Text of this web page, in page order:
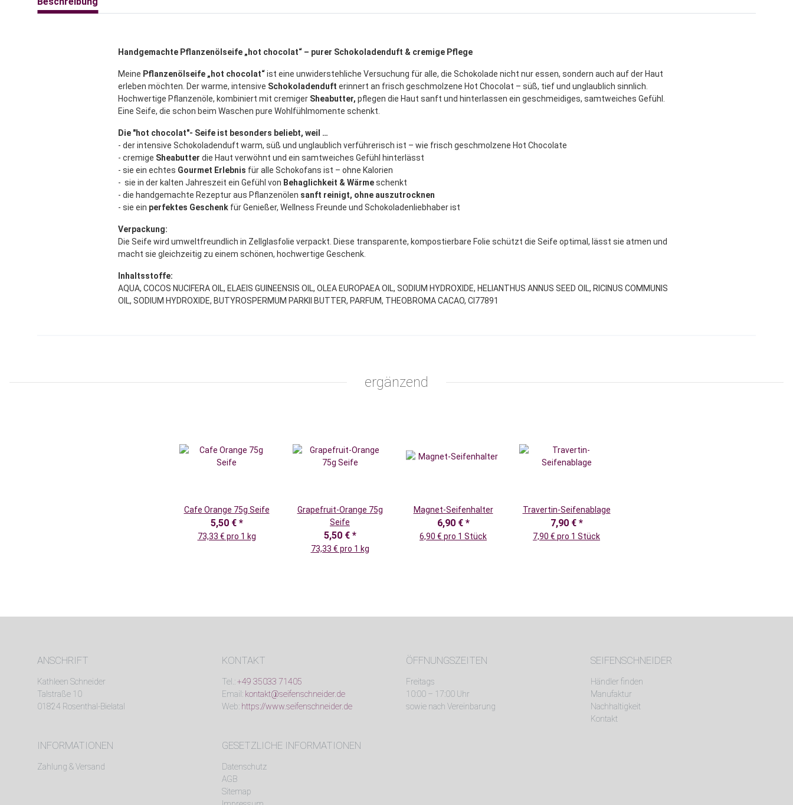
Handgemachte Pflanzenölseife „hot chocolat“ – purer Schokoladenduft & cremige Pflege
Meine Pflanzenölseife „hot chocolat“ist eine unwiderstehliche Versuchung für alle, die Schokolade nicht nur essen, sondern auch auf der Haut
erleben möchten. Der warme, intensive Schokoladenduft erinnert an frisch geschmolzene Hot Chocolat – süß, tief und unglaublich sinnlich.
Hochwertige Pflanzenöle, kombiniert mit cremiger Sheabutter, pflegen die Haut sanft und hinterlassen ein geschmeidiges, samtweiches Gefühl.
Eine Seife, die schon beim Waschen pure Wohlfühlmomente schenkt.
Die "hot chocolat"- Seife ist besonders beliebt, weil …
- der intensive Schokoladenduft warm, süß und unglaublich verführerisch ist – wie frisch geschmolzene Hot Chocolate
- cremige Sheabutter die Haut verwöhnt und ein samtweiches Gefühl hinterlässt
- sie ein echtes Gourmet Erlebnis für alle Schokofans ist – ohne Kalorien
- sie in der kalten Jahreszeit ein Gefühl von Behaglichkeit & Wärmeschenkt
- die handgemachte Rezeptur aus Pflanzenölen sanft reinigt, ohne auszutrocknen
- sie ein perfektes Geschenk für Genießer, Wellness Freunde und Schokoladenliebhaber ist
Verpackung:
Die Seife wird umweltfreundlich in Zellglasfolie verpackt. Diese transparente, kompostierbare Folie schützt die Seife optimal, lässt sie atmen und
macht sie gleichzeitig zu einem schönen, hochwertige Geschenk.
Inhaltsstoffe:
AQUA, COCOS NUCIFERA OIL, ELAEIS GUINEENSIS OIL, OLEA EUROPAEA OIL, SODIUM HYDROXIDE, HELIANTHUS ANNUS SEED OIL, RICINUS COMMUNIS
OIL, SODIUM HYDROXIDE, BUTYROSPERMUM PARKII BUTTER, PARFUM, THEOBROMA CACAO, CI77891
ergänzend
Cafe Orange 75g Seife
5,50 € *
73,33 € pro 1 kg
Grapefruit-Orange 75g
Seife
5,50 € *
73,33 € pro 1 kg
Magnet-Seifenhalter
6,90 € *
6,90 € pro 1 Stück
Travertin-Seifenablage
7,90 € *
7,90 € pro 1 Stück
ANSCHRIFT
Kathleen Schneider
Talstraße 10
01824 Rosenthal-Bielatal
KONTAKT
Tel.:+49 35033 71405
Email: kontakt@seifenschneider.de
Web: https://www.seifenschneider.de
ÖFFNUNGSZEITEN
Freitags
10:00 – 17:00 Uhr
sowie nach Vereinbarung
SEIFENSCHNEIDER
Händler finden
Manufaktur
Nachhaltigkeit
Kontakt
INFORMATIONEN
Zahlung & Versand
GESETZLICHE INFORMATIONEN
Datenschutz
AGB
Sitemap